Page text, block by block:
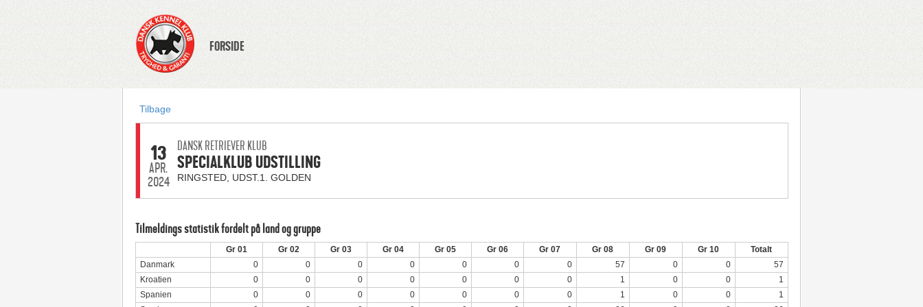
FORSIDE
Tilbage
13
APR.
2024
DANSK RETRIEVER KLUB
SPECIALKLUB UDSTILLING
RINGSTED, UDST.1. GOLDEN
Tilmeldings statistik fordelt på land og gruppe
Gr 01 Gr 02 Gr 03 Gr 04 Gr 05 Gr 06 Gr 07 Gr 08 Gr 09 Gr 10
Totalt
Danmark
0 0 0 0 0 0 0 57 0 0
57
Kroatien
0 0 0 0 0 0 0 1 0 0
1
Spanien
0 0 0 0 0 0 0 1 0 0
1